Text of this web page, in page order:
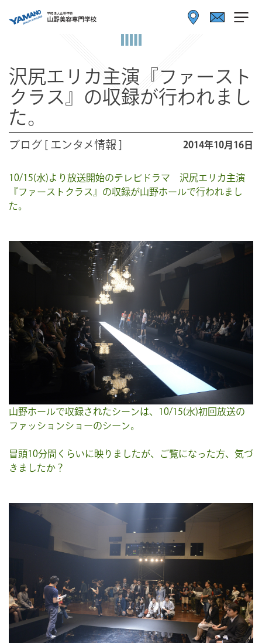
沢尻エリカ主演『ファースト
クラス』の収録が行われまし
た。
ブログ [ エンタメ情報 ] 2014年10月16日
10/15(水)より放送開始のテレビドラマ 沢尻エリカ主演
『ファーストクラス』の収録が山野ホールで行われまし
た。
山野ホールで収録されたシーンは、10/15(水)初回放送の
ファッションショーのシーン。
冒頭10分間くらいに映りましたが、ご覧になった方、気づ
きましたか？